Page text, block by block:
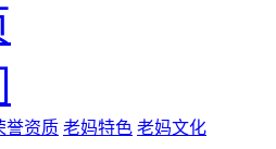
誉资质 老妈特色 老妈文化